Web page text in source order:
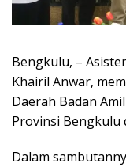
Bengkulu, –
Khairil Anwar,
Daerah Badan
Provinsi Bengkulu
Dalam